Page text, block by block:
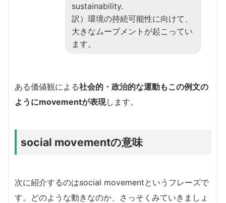
sustainability.
訳）環境の持続可能性に向けて、
大きなムーブメントが起こってい
ます。
ある価値観による社会的・政治的な運動もこの例文の
ようにmovementが表現します。
social movementの意味
次に紹介するのはsocial movementというフレーズで
す。どのような動きなのか、さっそくみていきましょ